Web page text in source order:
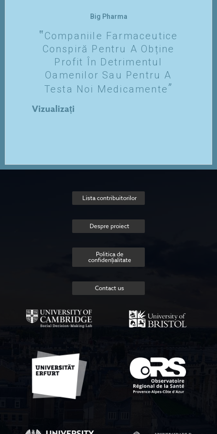
Big Pharma
Companiile Farmaceutice
Conspiră Pentru A Obține
Profit În Detrimentul
Oamenilor Sau Pentru A
Testa Noi Medicamente
Vizualizați
Lista contribuitorilor
Despre proiect
Politica de
confidențialitate
Contact us